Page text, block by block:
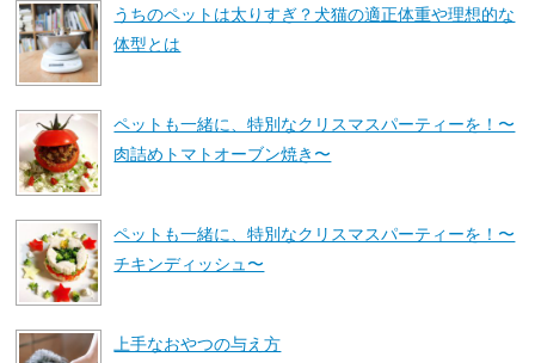
うちのペットは太りすぎ？犬猫の適正体重や理想的な
体型とは
ペットも一緒に、特別なクリスマスパーティーを！〜
肉詰めトマトオーブン焼き〜
ペットも一緒に、特別なクリスマスパーティーを！〜
チキンディッシュ〜
上手なおやつの与え方